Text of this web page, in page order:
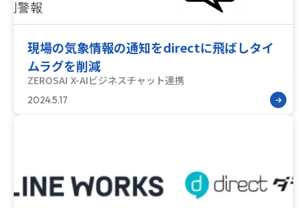
現場の気象情報の通知をdirectに飛ばしタイ
ムラグを削減
ZEROSAI X-AIビジネスチャット連携
2024.5.17